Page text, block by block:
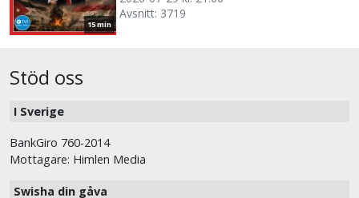
15 min
Avsnitt: 3719
Stöd oss
I Sverige
BankGiro 760-2014
Mottagare: Himlen Media
Swisha din gåva